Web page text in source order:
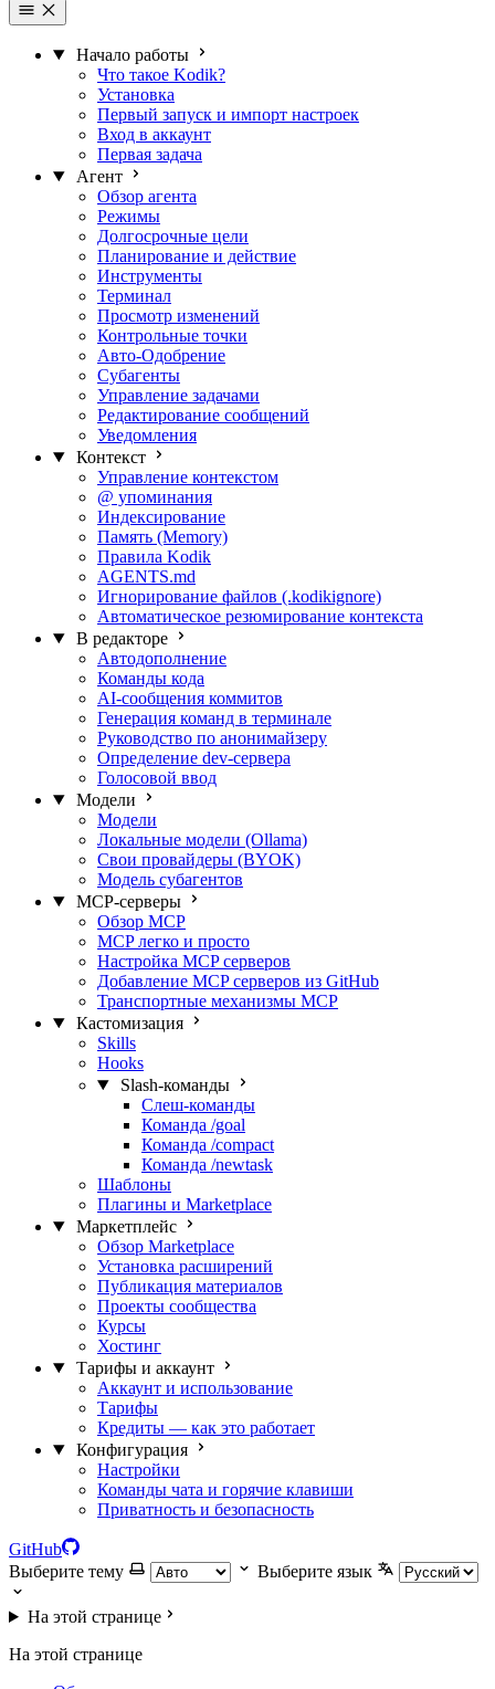
Начало работы
Что такое Kodik?
Установка
Первый запуск и импорт настроек
Вход в аккаунт
Первая задача
Агент
Обзор агента
Режимы
Долгосрочные цели
Планирование и действие
Инструменты
Терминал
Просмотр изменений
Контрольные точки
Авто-Одобрение
Субагенты
Управление задачами
Редактирование сообщений
Уведомления
Контекст
Управление контекстом
@ упоминания
Индексирование
Память (Memory)
Правила Kodik
AGENTS.md
Игнорирование файлов (.kodikignore)
Автоматическое резюмирование контекста
В редакторе
Автодополнение
Команды кода
AI-сообщения коммитов
Генерация команд в терминале
Руководство по анонимайзеру
Определение dev-сервера
Голосовой ввод
Модели
Модели
Локальные модели (Ollama)
Свои провайдеры (BYOK)
Модель субагентов
MCP-серверы
Обзор MCP
MCP легко и просто
Настройка MCP серверов
Добавление MCP серверов из GitHub
Транспортные механизмы MCP
Кастомизация
Skills
Hooks
Slash-команды
Слеш-команды
Команда /goal
Команда /compact
Команда /newtask
Шаблоны
Плагины и Marketplace
Маркетплейс
Обзор Marketplace
Установка расширений
Публикация материалов
Проекты сообщества
Курсы
Хостинг
Тарифы и аккаунт
Аккаунт и использование
Тарифы
Кредиты — как это работает
Конфигурация
Настройки
Команды чата и горячие клавиши
Приватность и безопасность
GitHub
Выберите тему
Выберите язык
На этой странице
На этой странице